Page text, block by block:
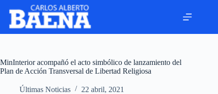
MinInterior acompañó el acto simbólico de lanzamiento del
Plan de Acción Transversal de Libertad Religiosa
Últimas Noticias 22 abril, 2021